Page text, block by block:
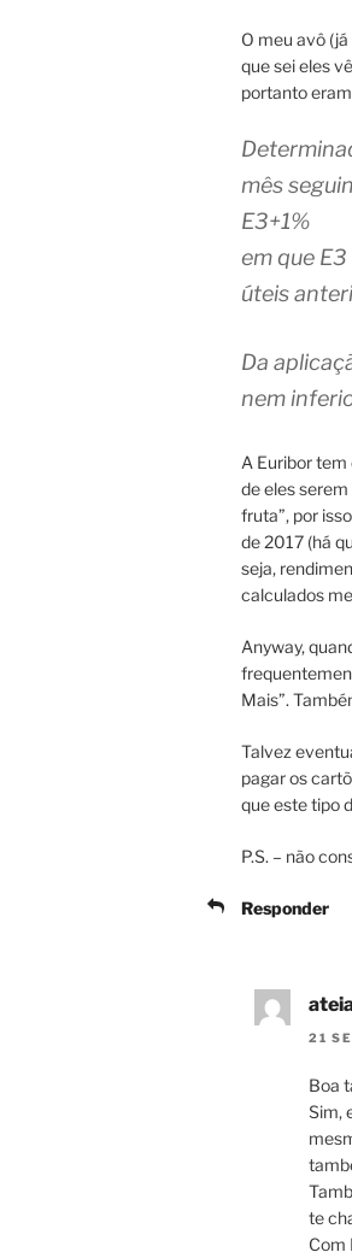
O meu avô
que sei eles
portanto
mês
E3+1%
em que
úteis
Da
nem
A Euribor tem
de eles
fruta”, por
de 2017 (há
seja,
calculados
Anyway,
Mais”.
Talvez
pagar os
que este tipo
P.S. – não
Responder
21
Boa
Sim,
te
Com